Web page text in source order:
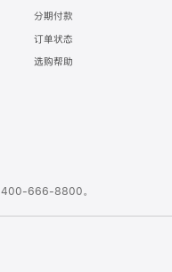
分期付款
订单状态
选购帮助
400-666-8800。